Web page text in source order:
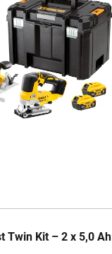
Twin Kit – 2 x 5,0 Ah